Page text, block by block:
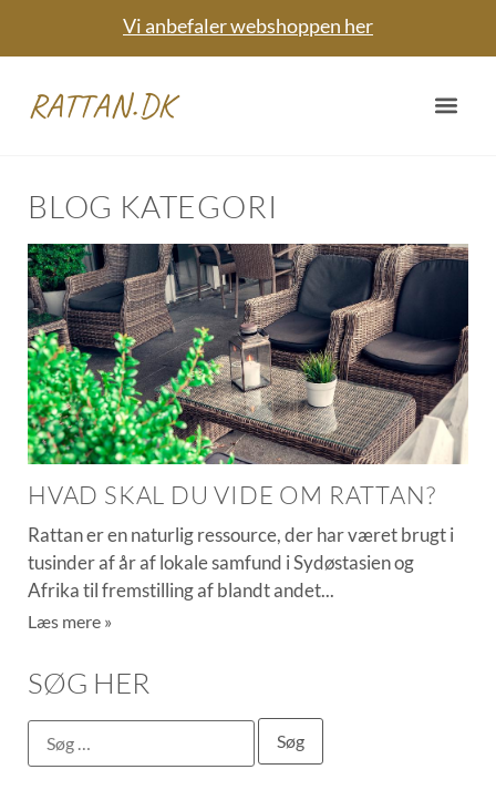
Vi anbefaler webshoppen her
RATTAN.DK
BLOG KATEGORI
HVAD SKAL DU VIDE OM RATTAN?
Rattan er en naturlig ressource, der har været brugt i
tusinder af år af lokale samfund i Sydøstasien og
Afrika til fremstilling af blandt andet
Læs mere »
SØG HER